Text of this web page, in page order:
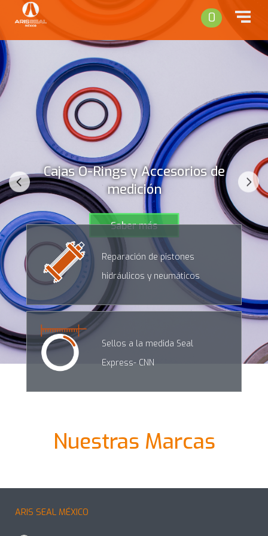
Cajas O-Rings y Accesorios de
medición
Saber más
0
Reparación de pistones
hidráulicos y neumáticos
Sellos a la medida Seal
Express- CNN
Nuestras Marcas
ARIS SEAL MÉXICO